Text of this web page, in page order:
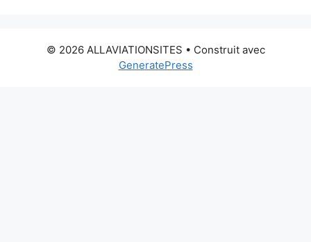
© 2026 ALLAVIATIONSITES • Construit avec
GeneratePress